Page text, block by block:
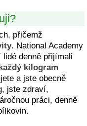
přičemž
. National Academy
lidé denně přijímali
kilogram
a jste obecně
jste zdraví,
práci, denně